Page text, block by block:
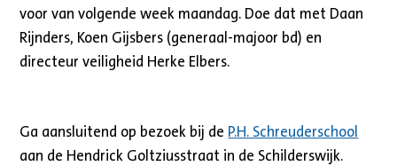
voor van volgende week maandag. Doe dat met Daan
Rijnders, Koen Gijsbers (generaal-majoor bd) en
directeur veiligheid Herke Elbers.
Ga aansluitend op bezoek bij de P.H. Schreuderschool
aan de Hendrick Goltziusstraat in de Schilderswijk.